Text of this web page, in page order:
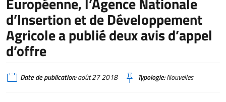
d’Insertion et de Développement
Agricole a publié deux avis d’appel
d’offre
Date de publication:août 27 2018 Typologie:Nouvelles